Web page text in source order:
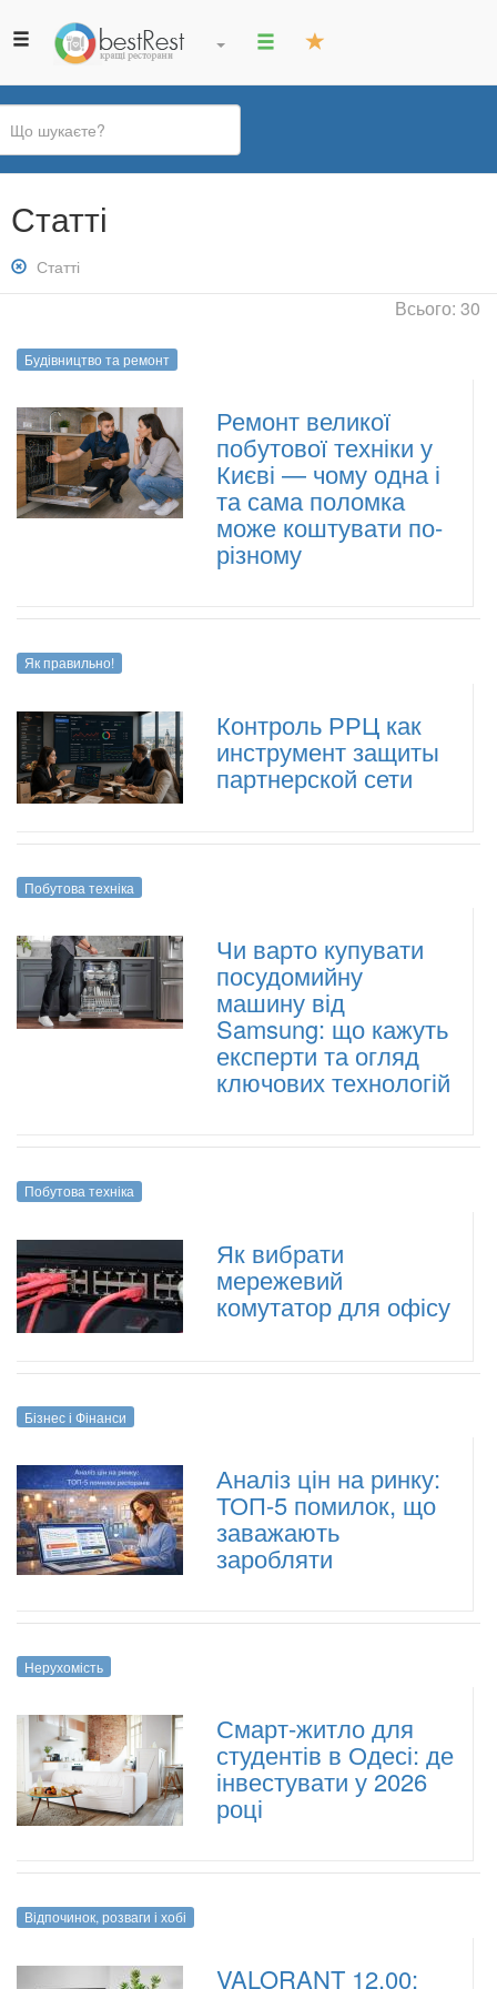
Ви
єСтатті
Зняти
фільтр:
Статті
Всього: 30
Будівництво та ремонт
Ремонт великої
побутової техніки у
Києві — чому одна і
та сама поломка
може коштувати по-
різному
Як правильно!
Контроль РРЦ как
инструмент защиты
партнерской сети
Побутова техніка
Чи варто купувати
посудомийну
машину від
Samsung: що кажуть
експерти та огляд
ключових технологій
Побутова техніка
Як вибрати
мережевий
комутатор для офісу
Бізнес і Фінанси
Аналіз цін на ринку:
ТОП-5 помилок, що
заважають
заробляти
Нерухомість
Смарт-житло для
студентів в Одесі: де
інвестувати у 2026
році
Відпочинок, розваги і хобі
VALORANT 12.00: